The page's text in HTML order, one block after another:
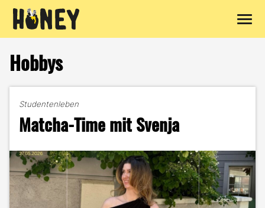
Inhalt
springen
Hobbys
Studentenleben
Matcha-Time mit Svenja